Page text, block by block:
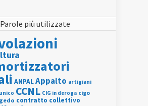
Parole più utilizzate
ANPALAppalto artigiani
CCNL CIG in deroga cigo
contratto collettivo